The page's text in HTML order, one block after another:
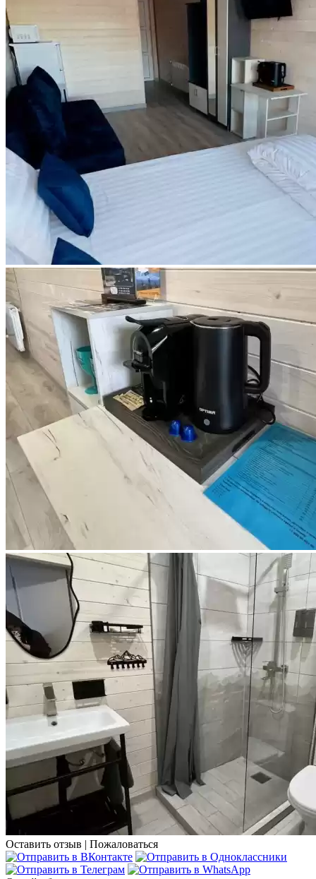
Оставить отзыв | Пожаловаться